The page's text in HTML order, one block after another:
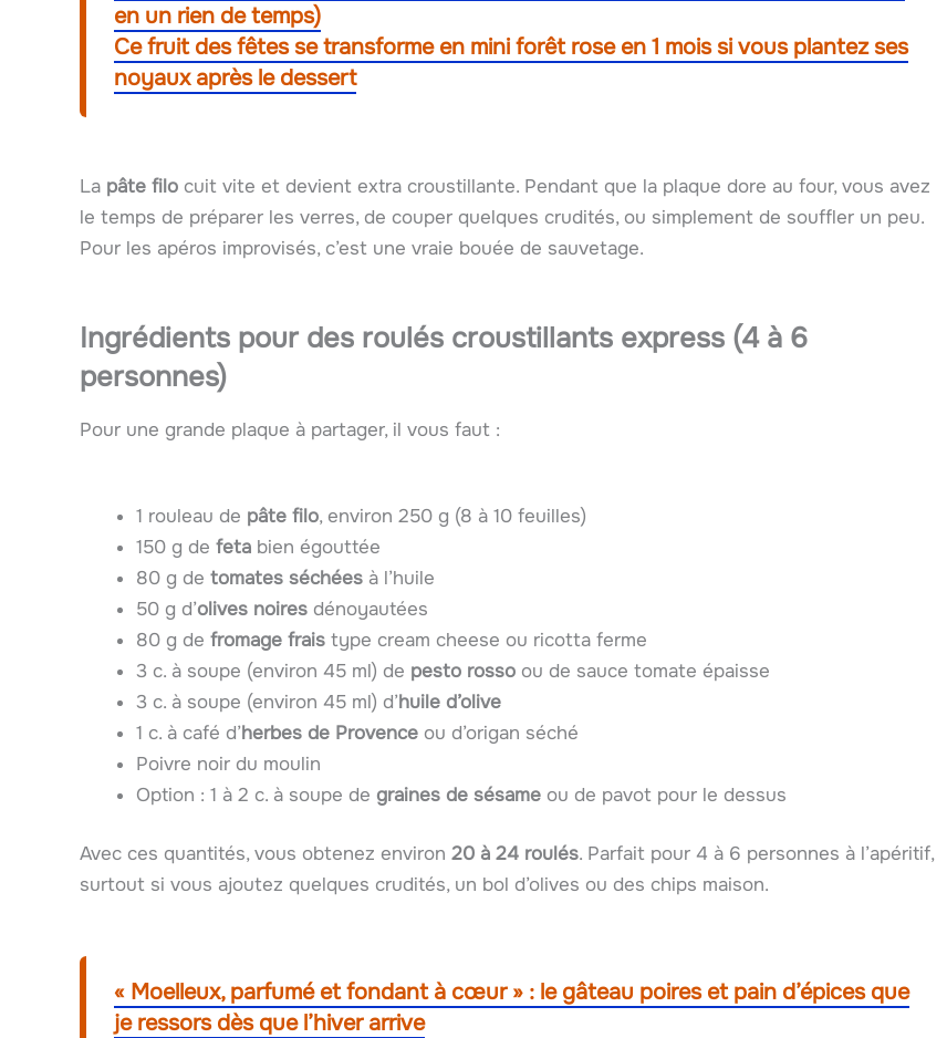
en un rien de temps)
Ce fruit des fêtes se transforme en mini forêt rose en 1 mois si vous plantez ses
noyaux après le dessert
La pâte filo cuit vite et devient extra croustillante. Pendant que la plaque dore au four, vous avez
le temps de préparer les verres, de couper quelques crudités, ou simplement de souffler un peu.
Pour les apéros improvisés, c’est une vraie bouée de sauvetage.
Ingrédients pour des roulés croustillants express (4 à 6
personnes)
Pour une grande plaque à partager, il vous faut :
1 rouleau de pâte filo, environ 250 g (8 à 10 feuilles)
150 g de feta bien égouttée
80 g de tomates séchées à l’huile
50 g d’olives noires dénoyautées
80 g de fromage frais type cream cheese ou ricotta ferme
3 c. à soupe (environ 45 ml) de pesto rosso ou de sauce tomate épaisse
3 c. à soupe (environ 45 ml) d’huile d’olive
1 c. à café d’herbes de Provence ou d’origan séché
Poivre noir du moulin
Option : 1 à 2 c. à soupe de graines de sésame ou de pavot pour le dessus
Avec ces quantités, vous obtenez environ 20 à 24 roulés. Parfait pour 4 à 6 personnes à l’apéritif,
surtout si vous ajoutez quelques crudités, un bol d’olives ou des chips maison.
« Moelleux, parfumé et fondant à cœur » : le gâteau poires et pain d’épices que
je ressors dès que l’hiver arrive